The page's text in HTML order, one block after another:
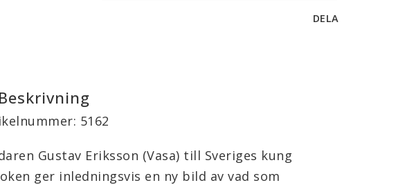
DELA
Beskrivning
5162
Gustav Eriksson (Vasa) till Sveriges kung
ger inledningsvis en ny bild av vad som